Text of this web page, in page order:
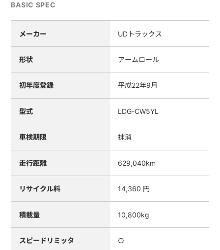
BASIC SPEC
メーカー UDトラックス
形状 アームロール
初年度登録 平成22年9月
型式 LDG-CW5YL
車検期限 抹消
走行距離 629,040km
リサイクル料 14,360 円
積載量 10,800kg
スピードリミッタ ○